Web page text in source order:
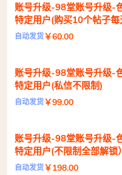
账号升级-98堂账号升级-
特定用户(购买10个帖子每
自动发货￥60.00
账号升级-98堂账号升级-
特定用户(私信不限制)
自动发货￥99.00
账号升级-98堂账号升级-
特定用户(不限制全部解锁）
自动发货￥198.00